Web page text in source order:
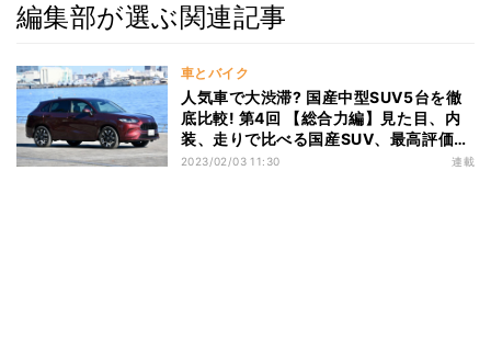
編集部が選ぶ関連記事
車とバイク
人気車で大渋滞? 国産中型SUV5台を徹
底比較! 第4回 【総合力編】見た目、内
装、走りで比べる国産SUV、最高評価の
1台は?
2023/02/03 11:30 連載